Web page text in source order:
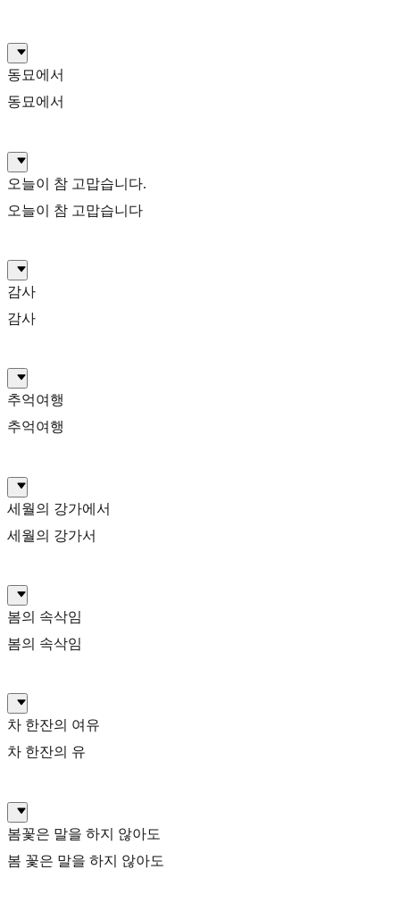
동묘에서
동묘에서
오늘이 참 고맙습니다.
오늘이 참 고맙습니다
감사
감사
추억여행
추억여행
세월의 강가에서
세월의 강가서
봄의 속삭임
봄의 속삭임
차 한잔의 여유
차 한잔의 유
봄꽃은 말을 하지 않아도
봄 꽃은 말을 하지 않아도